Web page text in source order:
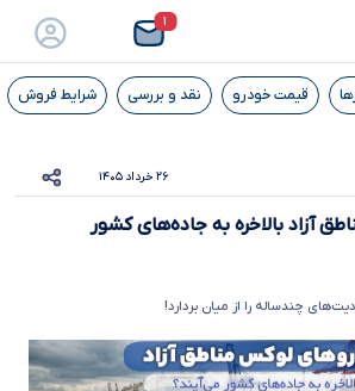
۱
قیمت خودرو نقد و بررسی شرایط فروش
۲۶ خرداد ۱۴۰۵
آزاد بالاخره به جاده‌های کشور
چندساله را از میان بردارد!